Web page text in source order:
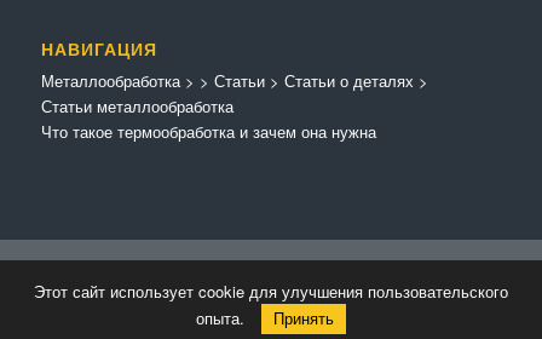
НАВИГАЦИЯ
Металлообработка>
Статьи металлообработка
> Статьи> Статьи о деталях >
Что такое термообработка и зачем она нужна
Kriesi
Этот сайт использует cookie для улучшения пользовательского
опыта.
Принять